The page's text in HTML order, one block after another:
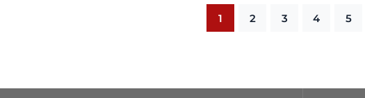
1 2 3 4 5